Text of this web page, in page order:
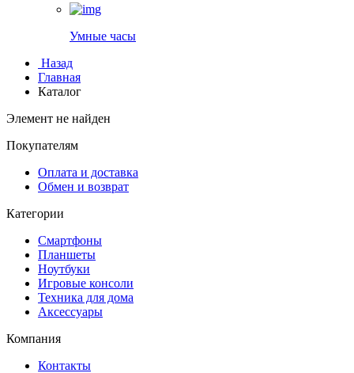
Умные часы
Назад
Главная
Каталог
Элемент не найден
Покупателям
Оплата и доставка
Обмен и возврат
Категории
Смартфоны
Планшеты
Ноутбуки
Игровые консоли
Техника для дома
Аксессуары
Компания
Контакты